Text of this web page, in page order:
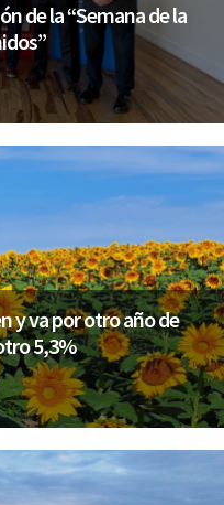
de la “Semana de la
y va por otro año de
5,3%